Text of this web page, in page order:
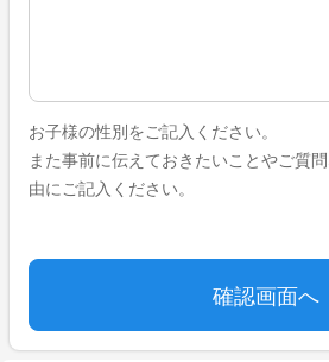
お子様の性別をご記入ください。
また事前に伝えておきたいことやご質
由にご記入ください。